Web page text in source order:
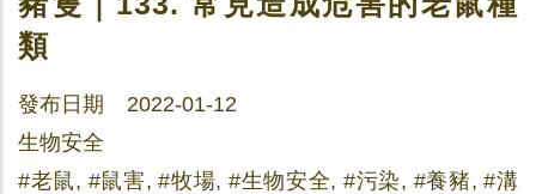
類
發布日期 2022-01-12
生物安全
#老鼠, #鼠害, #牧場, #生物安全, #污染, #養豬, #溝